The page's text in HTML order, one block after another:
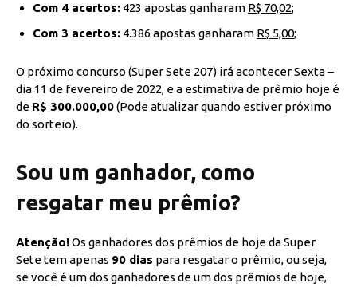
Com 4 acertos: 423 apostas ganharam R$ 70,02;
Com 3 acertos: 4.386 apostas ganharam R$ 5,00;
O próximo concurso (Super Sete 207) irá acontecer Sexta –
dia 11 de fevereiro de 2022, e a estimativa de prêmio hoje é
de R$ 300.000,00(Pode atualizar quando estiver próximo
do sorteio).
Sou um ganhador, como
resgatar meu prêmio?
Atenção!Os ganhadores dos prêmios de hoje da Super
Sete tem apenas 90 dias para resgatar o prêmio, ou seja,
se você é um dos ganhadores de um dos prêmios de hoje,